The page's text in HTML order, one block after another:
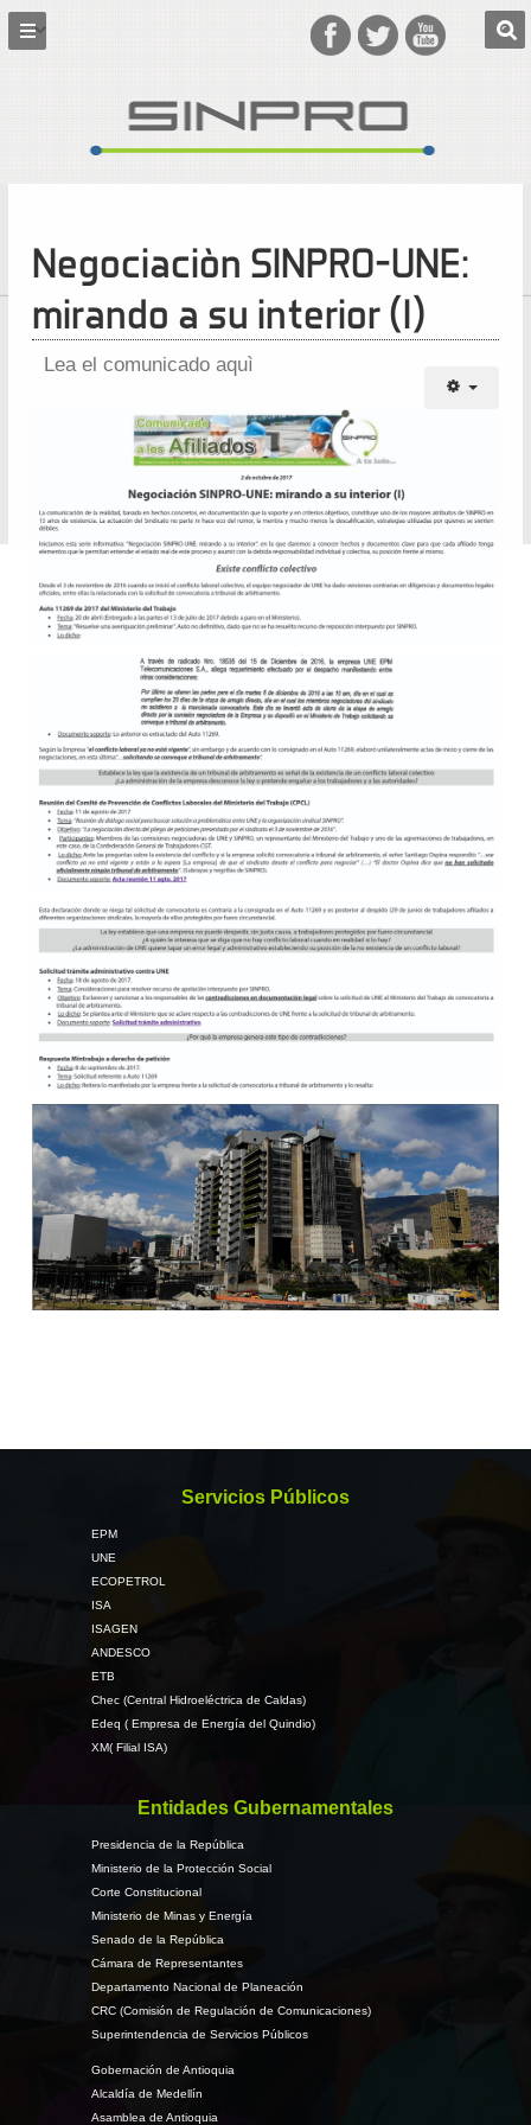
Negociaciòn SINPRO-UNE:
mirando a su interior (I)
Lea el comunicado aquì
Servicios Públicos
EPM
UNE
ECOPETROL
ISA
ISAGEN
ANDESCO
ETB
Chec (Central Hidroeléctrica de Caldas)
Edeq ( Empresa de Energía del Quindio)
XM( Filial ISA)
Entidades Gubernamentales
Presidencia de la República
Ministerio de la Protección Social
Corte Constitucional
Ministerio de Minas y Energía
Senado de la República
Cámara de Representantes
Departamento Nacional de Planeación
CRC (Comisión de Regulación de Comunicaciones)
Superintendencia de Servicios Públicos
Gobernación de Antioquia
Alcaldía de Medellín
Asamblea de Antioquia